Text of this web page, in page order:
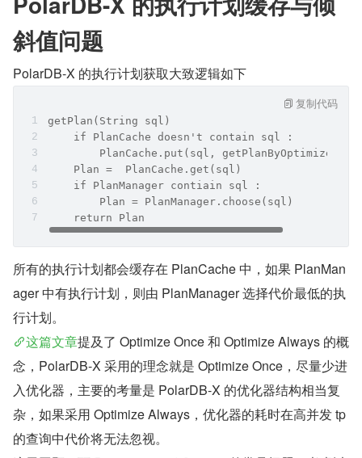
斜值问题
PolarDB-X 的执行计划获取大致逻辑如下
getPlan(String sql)
    if PlanCache doesn't contain sql :
PlanCache.put(sql,
    Plan =  PlanCache.get(sql)
    if PlanManager contiain sql :
        Plan = PlanManager.choose(sql)
    return Plan
复制代码
所有的执行计划都会缓存在 PlanCache 中，如果 PlanMan
ager 中有执行计划，则由 PlanManager 选择代价最低的执
行计划。
这篇文章提及了 Optimize Once 和 Optimize Always 的概
念，PolarDB-X 采用的理念就是 Optimize Once，尽量少进
入优化器，主要的考量是 PolarDB-X 的优化器结构相当复
杂，如果采用 Optimize Always，优化器的耗时在高并发 tp
的查询中代价将无法忽视。